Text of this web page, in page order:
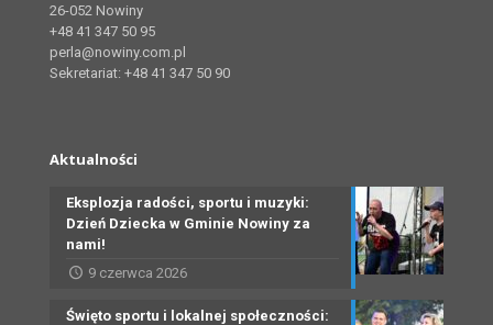
26-052 Nowiny
+48 41 347 50 95
perla@nowiny.com.pl
Sekretariat: +48 41 347 50 90
Aktualności
Eksplozja radości, sportu i muzyki:
Dzień Dziecka w Gminie Nowiny za
nami!
9 czerwca 2026
Święto sportu i lokalnej społeczności: